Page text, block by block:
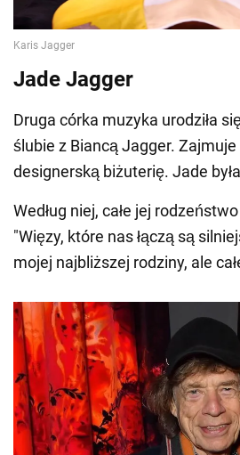
Jade Jagger
Druga córka muzyka urodziła
ślubie z Biancą Jagger.
designerską biżuterię. Jade
Według niej, całe jej
"Więzy, które nas łączą są
mojej najbliższej rodziny, ale